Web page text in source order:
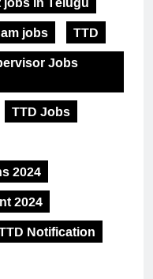
jobs
TTD
Jobs
TTD Jobs
2024
2024
Notification